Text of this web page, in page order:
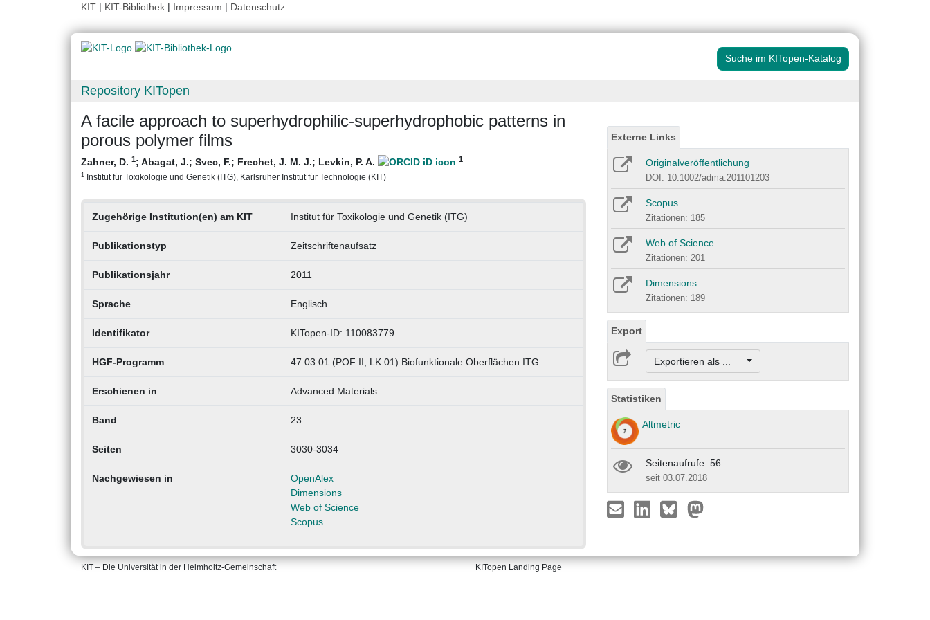
KIT | KIT-Bibliothek | Impressum | Datenschutz
Suche im KITopen-Katalog
Repository KITopen
A facile approach to superhydrophilic-superhydrophobic patterns in
porous polymer films
Zahner, D. 1; Abagat, J.; Svec, F.; Frechet, J. M. J.; Levkin, P. A. 1
1 Institut für Toxikologie und Genetik (ITG), Karlsruher Institut für Technologie (KIT)
Zugehörige Institution(en) am KIT Institut für Toxikologie und Genetik (ITG)
Publikationstyp Zeitschriftenaufsatz
Publikationsjahr 2011
Sprache Englisch
Identifikator KITopen-ID: 110083779
HGF-Programm 47.03.01 (POF II, LK 01) Biofunktionale Oberflächen ITG
Erschienen in Advanced Materials
Band 23
Seiten 3030-3034
Nachgewiesen in
OpenAlex
Dimensions
Web of Science
Scopus
Externe Links
Originalveröffentlichung
DOI: 10.1002/adma.201101203
Scopus
Zitationen: 185
Web of Science
Zitationen: 201
Dimensions
Zitationen: 189
Export
Exportieren als ...
Statistiken
Altmetric
Seitenaufrufe: 56
seit 03.07.2018
KIT – Die Universität in der Helmholtz-Gemeinschaft KITopen Landing Page